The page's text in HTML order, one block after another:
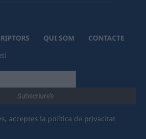
QUI SOM
CONTACTE
acceptes la política de privacitat